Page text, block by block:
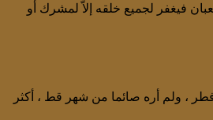
فيغفر لجميع خلقه إلاَّ لمشرك أو
، ولم أره صائما من شهر قط ، أكثر